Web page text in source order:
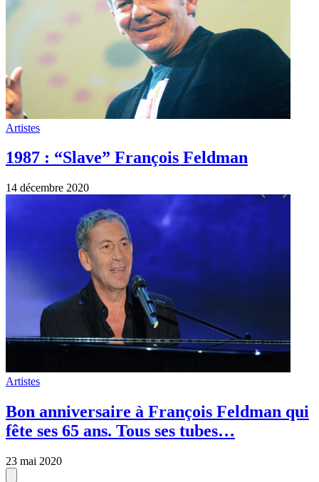
Artistes
1987 : “Slave” François Feldman
14 décembre 2020
Artistes
Bon anniversaire à François Feldman qui
fête ses 65 ans. Tous ses tubes…
23 mai 2020